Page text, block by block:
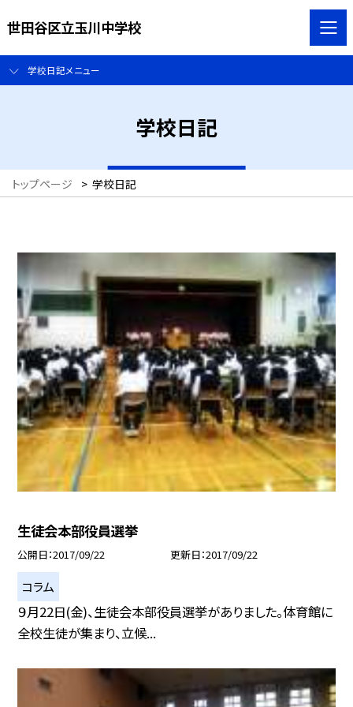
世田谷区立玉川中学校
学校日記メニュー
学校日記
トップページ > 学校日記
生徒会本部役員選挙
公開日 2017/09/22 更新日 2017/09/22
コラム
９月22日(金)、生徒会本部役員選挙がありました。体育館に
全校生徒が集まり、立候...